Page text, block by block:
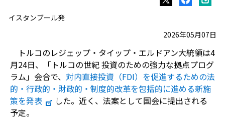
イスタンブール発
2026年05月07日
トルコのレジェップ・タイップ・エルドアン大統領は4
月24日、「トルコの世紀 投資のための強力な拠点プログ
ラム」会合で、 対内直接投資（FDI）を促進するための法
的・行政的・財政的・制度的改革を包括的に進める新施
策を発表
した。近く、法案として国会に提出される
予定。